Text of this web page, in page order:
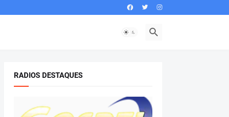
RADIOS DESTAQUES